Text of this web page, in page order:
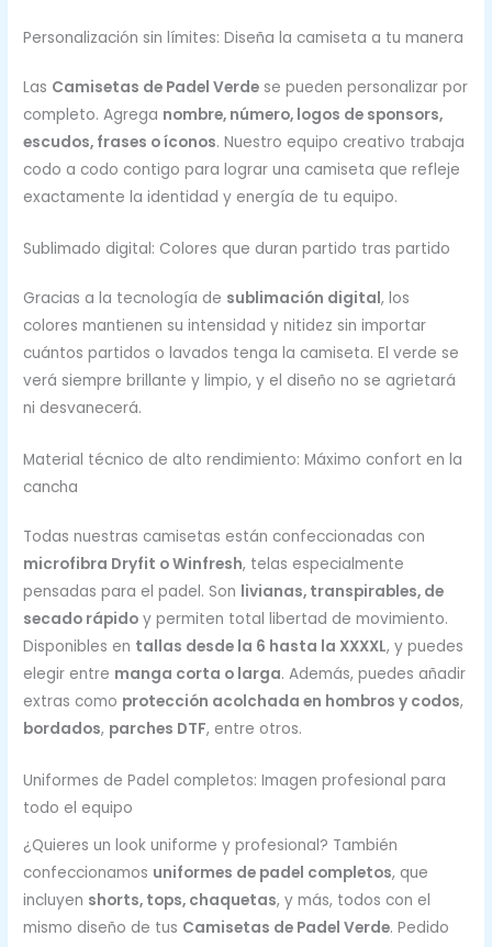
Personalización sin límites: Diseña la camiseta a tu manera
Las Camisetas de Padel Verde se pueden personalizar por
completo. Agrega nombre, número, logos de sponsors,
escudos, frases o íconos. Nuestro equipo creativo trabaja
codo a codo contigo para lograr una camiseta que refleje
exactamente la identidad y energía de tu equipo.
Sublimado digital: Colores que duran partido tras partido
Gracias a la tecnología de sublimación digital, los
colores mantienen su intensidad y nitidez sin importar
cuántos partidos o lavados tenga la camiseta. El verde se
verá siempre brillante y limpio, y el diseño no se agrietará
ni desvanecerá.
Material técnico de alto rendimiento: Máximo confort en la
cancha
Todas nuestras camisetas están confeccionadas con
microfibra Dryfit o Winfresh, telas especialmente
pensadas para el padel. Son livianas, transpirables, de
secado rápido y permiten total libertad de movimiento.
Disponibles en tallas desde la 6 hasta la XXXXL, y puedes
elegir entre manga corta o larga. Además, puedes añadir
extras como protección acolchada en hombros y codos,
bordados, parches DTF, entre otros.
Uniformes de Padel completos: Imagen profesional para
todo el equipo
¿Quieres un look uniforme y profesional? También
confeccionamos uniformes de padel completos, que
incluyen shorts, tops, chaquetas, y más, todos con el
mismo diseño de tus Camisetas de Padel Verde. Pedido